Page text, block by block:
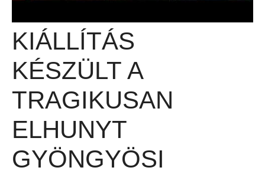
KIÁLLÍTÁS
KÉSZÜLT A
TRAGIKUSAN
ELHUNYT
GYÖNGYÖSI